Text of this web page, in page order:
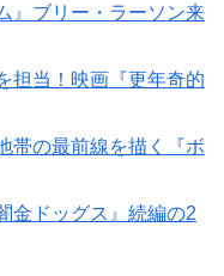
』ブリー・ラーソン来
担当！映画『更年奇的
帯の最前線を描く『ボ
金ドッグス』続編の2